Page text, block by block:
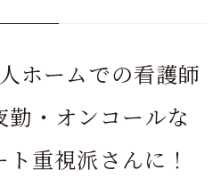
ホームでの看護師
勤・オンコールな
重視派さんに！